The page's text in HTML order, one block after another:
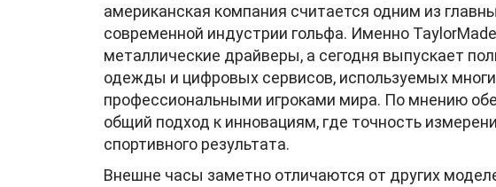
американская компания считается одним из
современной индустрии гольфа. Именно
металлические драйверы, а сегодня выпускает
одежды и цифровых сервисов, используемых
профессиональными игроками мира. По мнению
общий подход к инновациям, где точность
спортивного результата.
Внешне часы заметно отличаются от других